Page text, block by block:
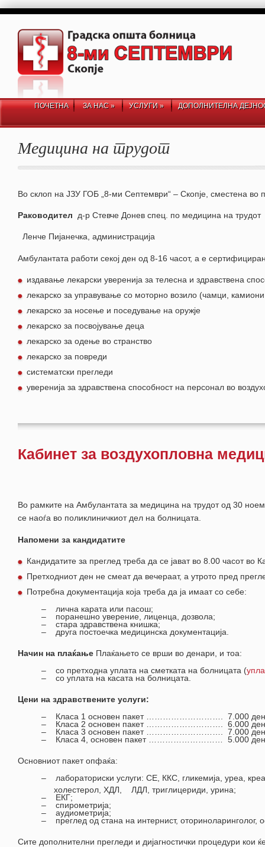
ПОЧЕТНА ЗА НАС» УСЛУГИ» ДОПОЛНИТЕЛНА
Медицина на трудот
Во склоп на ЈЗУ ГОБ „8-ми Септември“ – Скопје, сместена во
Раководител д-р Стевче Донев спец. по медицина на трудот
Ленче Пијанечка, администрација
Амбулантата работи секој ден од 8-16 часот, а е
издавање лекарски уверенија за телесна и здравствена
лекарско за управување со моторно возило (чамци,
лекарско за носење и поседување на оружје
лекарско за посвојување деца
лекарско за одење во странство
лекарско за повреди
систематски прегледи
уверенија за здравствена способност на персонал во
Кабинет за воздухопловна
Во рамките на Амбулантата за медицина на трудот од 30
се наоѓа во поликлиничкиот дел на болницата.
Напомени за кандидатите
Кандидатите за преглед треба да се јават во 8.00 часот во
Претходниот ден не смеат да вечераат, а утрото пред
Потребна документација која треба да ја имаат со себе:
– лична карата или пасош;
– поранешно уверение, лиценца, дозвола;
– стара здравствена книшка;
– друга постоечка медицинска документација.
Начин на плаќање Плаќањето се врши во денари, и тоа:
– со претходна уплата на сметката на болницата (
– со уплата на касата на болницата.
Цени на здравствените услуги:
– Класа 1 основен пакет ………………………. 7.000
– Класа 2 основен пакет ………………………. 6.000
– Класа 3 основен пакет ………………………. 7.000
– Класа 4, основен пакет ……………………… 5.000
Основниот пакет опфаќа:
– лабораториски услуги: СЕ, ККС, гликемија, уреа,
холестерол, ХДЛ, ЛДЛ, триглицериди, урина;
– ЕКГ;
– спирометрија;
– аудиометрија;
– преглед од стана на интернист, оториноларинголог,
Сите дополнителни прегледи и дијагностички процедури